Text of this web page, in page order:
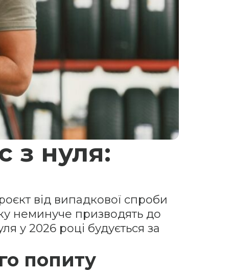
з нуля:
від випадкової спроби
неминуче призводять до
у 2026 році будується за
попиту